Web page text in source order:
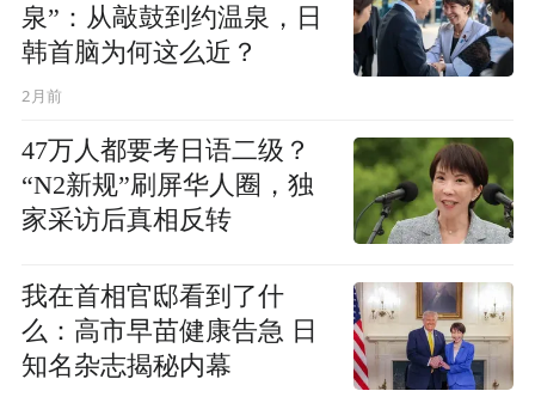
泉”：从敲鼓到约温泉，日
韩首脑为何这么近？
2月前
47万人都要考日语二级？
“N2新规”刷屏华人圈，独
家采访后真相反转
我在首相官邸看到了什
么：高市早苗健康告急 日
知名杂志揭秘内幕